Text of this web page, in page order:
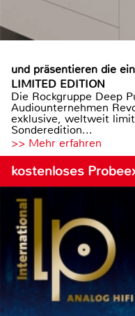
und präsentieren die
LIMITED EDITION
Die Rockgruppe Deep
Audiounternehmen
exklusive, weltweit
Sonderedition...
>> Mehr erfahren
kostenloses